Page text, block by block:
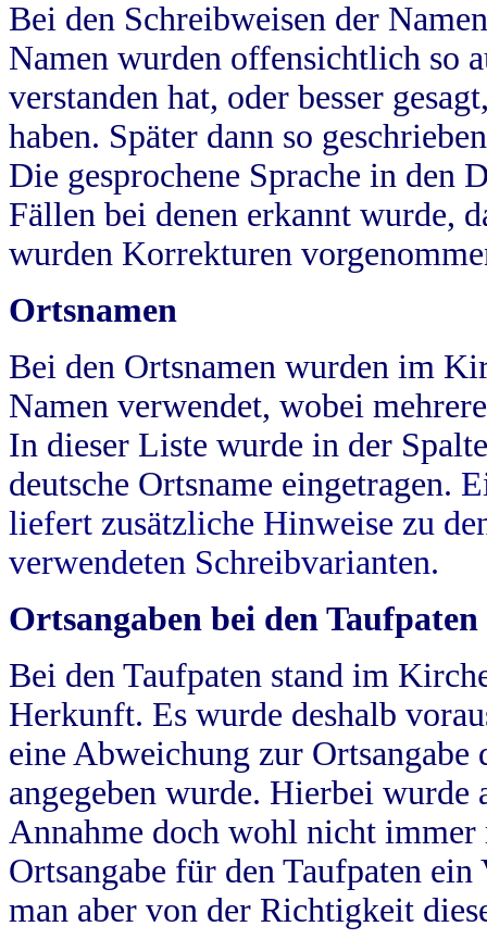
Bei den Schreibweisen der
Namen wurden offensichtlich so
verstanden hat, oder besser
haben. Später dann so
Die gesprochene Sprache in
Fällen bei denen erkannt wurde,
wurden Korrekturen
Ortsnamen
Bei den Ortsnamen wurden im
Namen verwendet, wobei
In dieser Liste wurde in der
deutsche Ortsname eingetragen.
liefert zusätzliche Hinweise zu
verwendeten Schreibvarianten.
Ortsangaben bei den Taufpaten
Bei den Taufpaten stand im
Herkunft. Es wurde deshalb
eine Abweichung zur
angegeben wurde. Hierbei wurde
Annahme doch wohl nicht
Ortsangabe für den Taufpaten
man aber von der Richtigkeit